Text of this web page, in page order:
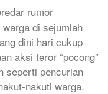
rumor
di sejumlah
dini hari cukup
aksi teror “pocong”
seperti pencurian
nakuti warga.